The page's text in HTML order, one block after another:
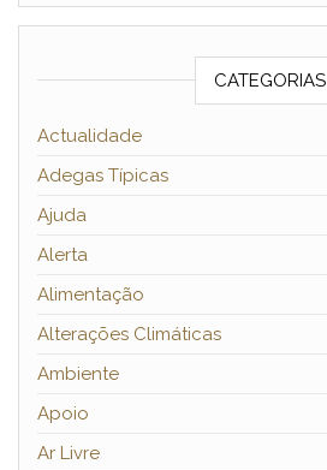
CATEGORIAS
Actualidade
Adegas Típicas
Ajuda
Alerta
Alimentação
Alterações Climáticas
Ambiente
Apoio
Ar Livre